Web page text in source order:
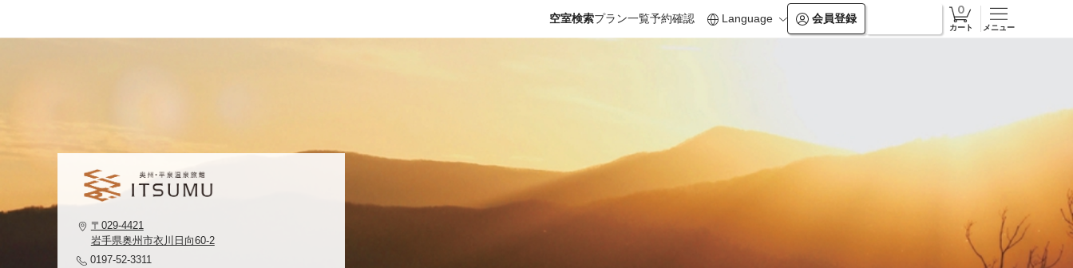
空室検索プラン一覧予約確認 Language 会員登録
カート メニュー
〒029-4421
岩手県奥州市衣川日向60-2
0197-52-3311